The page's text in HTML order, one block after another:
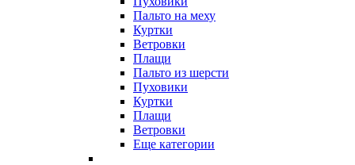
Пальто на меху
Куртки
Ветровки
Плащи
Пальто из шерсти
Пуховики
Куртки
Плащи
Ветровки
Еще категории